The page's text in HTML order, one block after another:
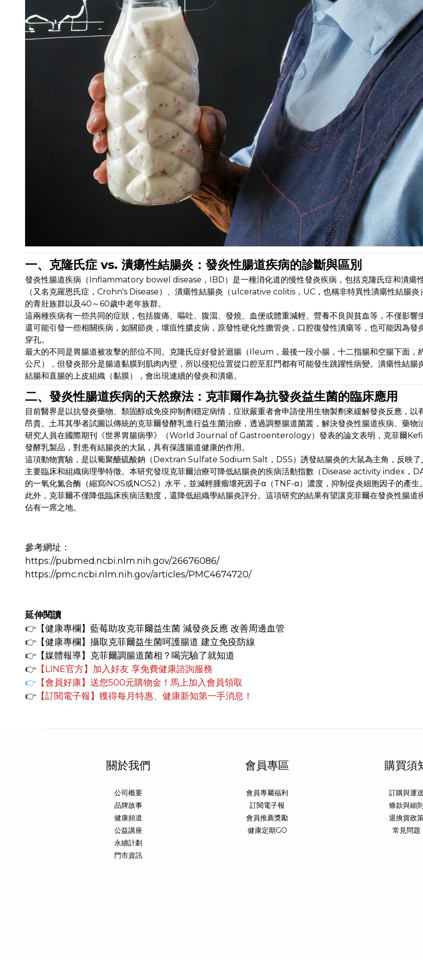
一、克隆氏症 vs. 潰瘍性結腸炎：發炎性腸道疾病的診斷與區別
發炎性腸道疾病（Inflammatory bowel disease，IBD）是一種消化道的慢性發炎疾病，包括克隆氏症和潰瘍
（又名克羅恩氏症，Crohn's Disease）、潰瘍性結腸炎（ulcerative colitis，UC，也稱非特異性潰瘍性結腸
的青壯族群以及40～60歲中老年族群。
這兩種疾病有一些共同的症狀，包括腹痛、嘔吐、腹瀉、發燒、血便或體重減輕、營養不良與貧血等，不僅影響
還可能引發一些相關疾病，如關節炎，壞疽性膿皮病，原發性硬化性膽管炎，口腔復發性潰瘍等，也可能因為發
穿孔。
最大的不同是胃腸道被攻擊的部位不同。克隆氏症好發於迴腸（Ileum，最後一段小腸，十二指腸和空腸下面，
公尺），但發炎部分是腸道黏膜到肌肉內壁，所以侵犯位置從口腔至肛門都有可能發生跳躍性病變。潰瘍性結腸
結腸和直腸的上皮組織（黏膜），會出現連續的發炎和潰瘍。
二、發炎性腸道疾病的天然療法：克菲爾作為抗發炎益生菌的臨床應用
目前醫界是以抗發炎藥物、類固醇或免疫抑制劑穩定病情，症狀嚴重者會申請使用生物製劑來緩解發炎反應，以
昂貴。土耳其學者試圖以傳統的克菲爾發酵乳進行益生菌治療，透過調整腸道菌叢，解決發炎性腸道疾病、藥物
研究人員在國際期刊《世界胃腸病學》（World Journal of Gastroenterology）發表的論文表明，克菲爾
發酵乳製品，對患有結腸炎的大鼠，具有保護腸道健康的作用。
這項動物實驗，是以葡聚醣硫酸鈉（Dextran Sulfate Sodium Salt，DSS）誘發結腸炎的大鼠為主角，反映了
主要臨床和組織病理學特徵。本研究發現克菲爾治療可降低結腸炎的疾病活動指數（Disease activity index，
的一氧化氮合酶（縮寫iNOS或NOS2）水平，並減輕腫瘤壞死因子α（TNF-α）濃度，抑制促炎細胞因子的產生。
此外，克菲爾不僅降低臨床疾病活動度，還降低組織學結腸炎評分。這項研究的結果有望讓克菲爾在發炎性腸道
佔有一席之地。
參考網址：
https://pubmed.ncbi.nlm.nih.gov/26676086/
https://pmc.ncbi.nlm.nih.gov/articles/PMC4674720/
延伸閱讀
👉【健康專欄】 藍莓助攻克菲爾益生菌 減發炎反應 改善周邊血管
👉【健康專欄】 攝取克菲爾益生菌呵護腸道 建立免疫防線
👉【媒體報導】 克菲爾調腸道菌相？喝完驗了就知道
👉 【LINE官方】 加入好友 享免費健康諮詢服務
👉 【會員好康】 送您500元購物金！馬上加入會員領取
👉 【訂閱電子報】 獲得每月特惠、健康新知第一手消息！
關於我們
公司概要
品牌故事
健康頻道
公益講座
永續計劃
門市資訊
會員專區
會員專屬福利
訂閱電子報
會員推薦獎勵
健康定期GO
購買須
訂購與運送
條款與細則
退換貨政
常見問題